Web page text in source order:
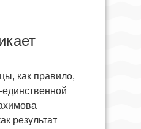
как правило,
результат